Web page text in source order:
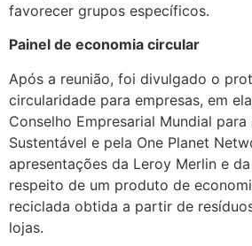
favorecer grupos específicos.
Painel de economia circular
Após a reunião, foi divulgado o
circularidade para empresas, em
Conselho Empresarial Mundial
Sustentável e pela One Planet
apresentações da Leroy Merlin e
respeito de um produto de
reciclada obtida a partir de
lojas.